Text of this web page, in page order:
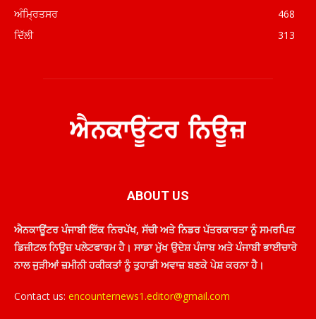
ਅੰਮ੍ਰਿਤਸਰ
468
ਦਿੱਲੀ
313
ABOUT US
ਐਨਕਾਊਂਟਰ ਪੰਜਾਬੀ ਇੱਕ ਨਿਰਪੱਖ, ਸੱਚੀ ਅਤੇ ਨਿਡਰ ਪੱਤਰਕਾਰਤਾ ਨੂੰ ਸਮਰਪਿਤ
ਡਿਜ਼ੀਟਲ ਨਿਊਜ਼ ਪਲੇਟਫਾਰਮ ਹੈ। ਸਾਡਾ ਮੁੱਖ ਉਦੇਸ਼ ਪੰਜਾਬ ਅਤੇ ਪੰਜਾਬੀ ਭਾਈਚਾਰੇ
ਨਾਲ ਜੁੜੀਆਂ ਜ਼ਮੀਨੀ ਹਕੀਕਤਾਂ ਨੂੰ ਤੁਹਾਡੀ ਅਵਾਜ਼ ਬਣਕੇ ਪੇਸ਼ ਕਰਨਾ ਹੈ।
Contact us: encounternews1.editor@gmail.com